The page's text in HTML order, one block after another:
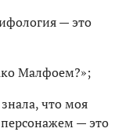
— это
Малфоем?»;
что моя
— это